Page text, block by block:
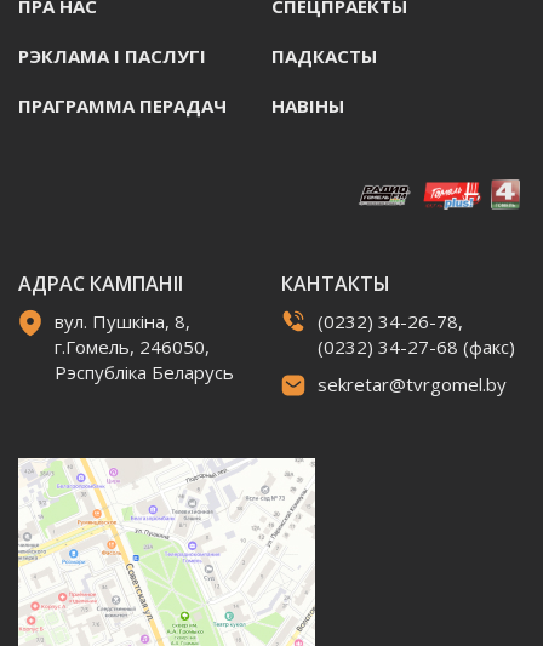
ПРА НАС СПЕЦПРАЕКТЫ
РЭКЛАМА I ПАСЛУГI ПАДКАСТЫ
ПРАГРАММА ПЕРАДАЧ НАВIНЫ
АДРАС КАМПАНІІ
вул. Пушкіна, 8,
г.Гомель, 246050,
Рэспубліка Беларусь
КАНТАКТЫ
(0232) 34-26-78,
(0232) 34-27-68 (факс)
sekretar@tvrgomel.by